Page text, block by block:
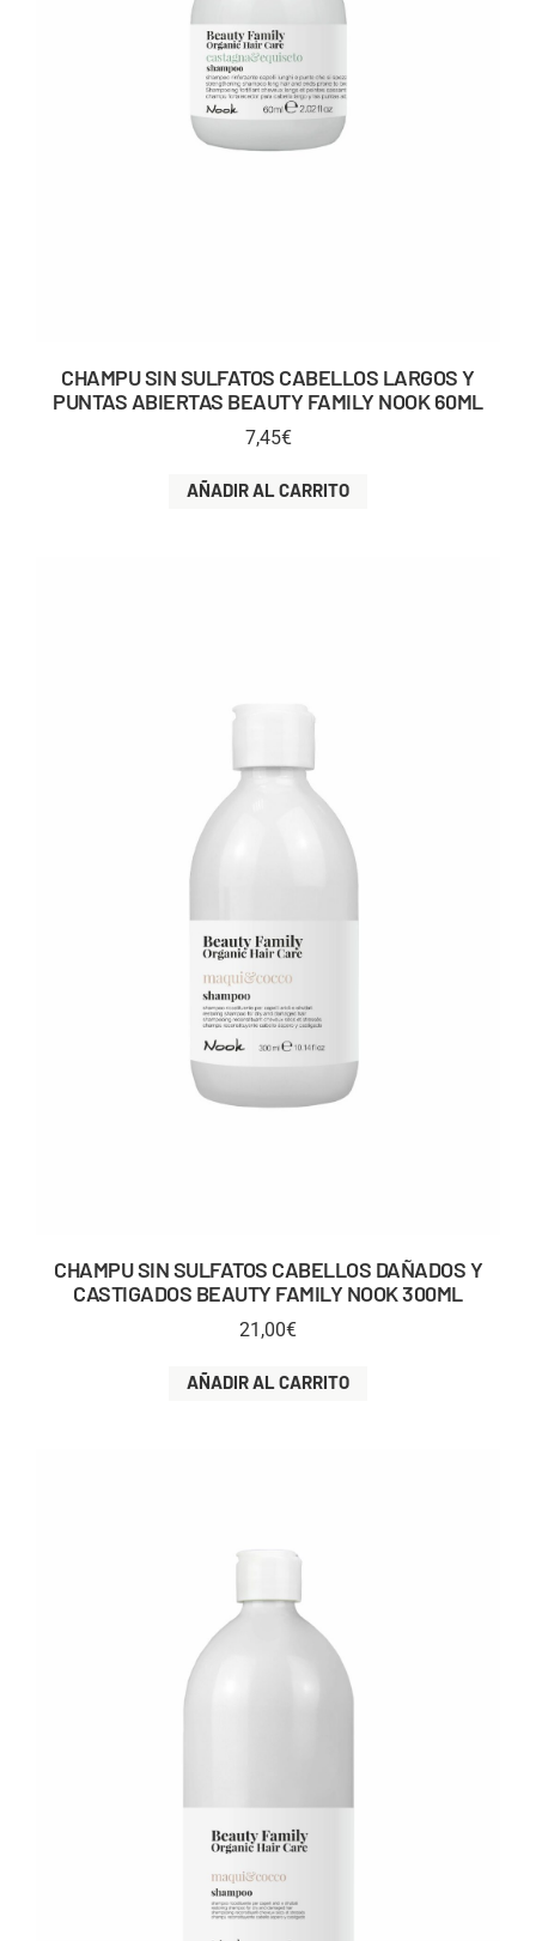
CHAMPU SIN SULFATOS CABELLOS LARGOS Y
PUNTAS ABIERTAS BEAUTY FAMILY NOOK 60ML
7,45€
AÑADIR AL CARRITO
CHAMPU SIN SULFATOS CABELLOS DAÑADOS Y
CASTIGADOS BEAUTY FAMILY NOOK 300ML
21,00€
AÑADIR AL CARRITO